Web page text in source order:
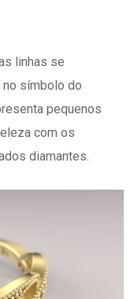
linhas se
no símbolo do
pequenos
com os
diamantes.